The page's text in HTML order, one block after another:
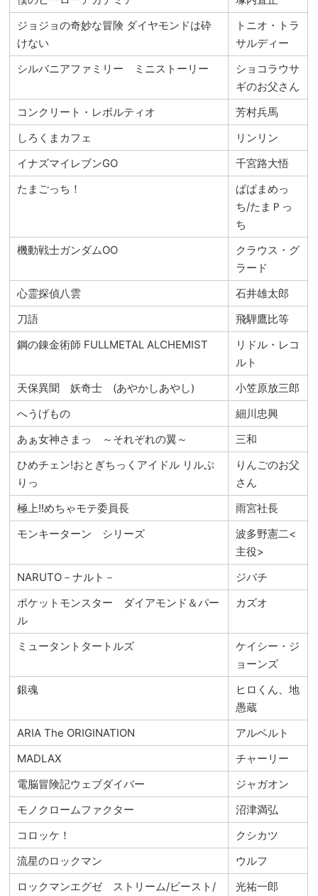
ジョジョの奇妙な冒険 ダイヤモンドは砕
けない
トニオ・トラ
サルディー
シルバニアファミリー ミニストーリー
ショコラウサ
ギのお父さん
コンクリート・レボルティオ
芳村兵馬
しろくまカフェ
リンリン
イナズマイレブンGO
千宮路大悟
たまごっち！
ぱぱまめっ
ち/たまＰっ
ち
機動戦士ガンダムOO
クラウス・グ
ラード
心霊探偵八雲
石井雄太郎
刀語
飛騨鷹比等
鋼の錬金術師 FULLMETAL ALCHEMIST
リドル・レコ
ルト
天保異聞 妖奇士 (あやかしあやし)
小笠原放三郎
へうげもの
細川忠興
あぁ女神さまっ ～それぞれの翼～
三和
ひめチェン!おとぎちっくアイドル リルぷ
りっ
りんごのお父
さん
極上!!めちゃモテ委員長
雨宮社長
モンキーターン シリーズ
波多野憲二<
主役>
NARUTO－ナルト－
ジバチ
ポケットモンスター ダイアモンド＆パー
ル
カズオ
ミュータントタートルズ
ケイシー・ジ
ョーンズ
銀魂
ヒロくん、地
愚蔵
ARIA The ORIGINATION
アルベルト
MADLAX
チャーリー
電脳冒険記ウェブダイバー
ジャガオン
モノクロームファクター
沼津満弘
コロッケ！
クシカツ
流星のロックマン
ウルフ
ロックマンエグゼ ストリーム/ビースト/
光祐一郎